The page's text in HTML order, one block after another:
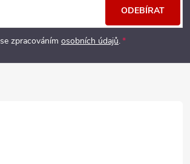
se zpracováním osobních údajů.
ODEBÍRAT